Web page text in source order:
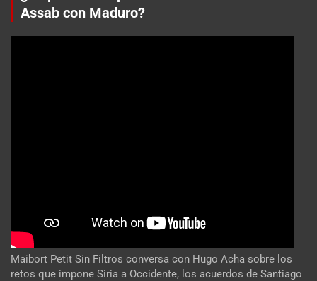
Assab con Maduro?
Maibort Petit Sin Filtros conversa con Hugo Acha sobre los
retos que impone Siria a Occidente, los acuerdos de Santiago